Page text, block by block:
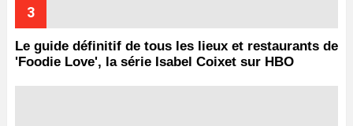
Le guide définitif de tous les lieux et restaurants de
'Foodie Love', la série Isabel Coixet sur HBO